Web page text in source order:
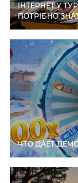
ІНТЕРНЕТ У
ПОТРІБНО
ЧТО ДАЕТ ДЕМО